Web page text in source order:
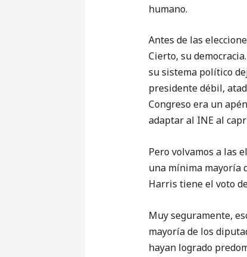
humano.
Antes de las
Cierto, su
su sistema político
presidente débil,
Congreso era un
adaptar al INE al
Pero volvamos a las
una mínima mayoría
Harris tiene el voto
Muy seguramente,
mayoría de los
hayan logrado